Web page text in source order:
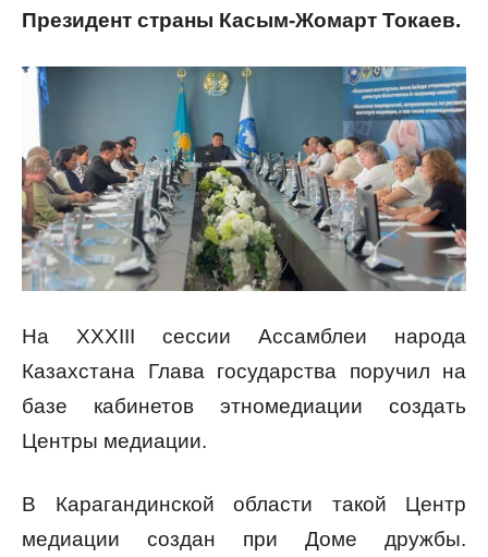
Президент страны Касым-Жомарт Токаев.
На XXXIII сессии Ассамблеи народа
Казахстана Глава государства поручил на
базе кабинетов этномедиации создать
Центры медиации.
В Карагандинской области такой Центр
медиации создан при Доме дружбы.